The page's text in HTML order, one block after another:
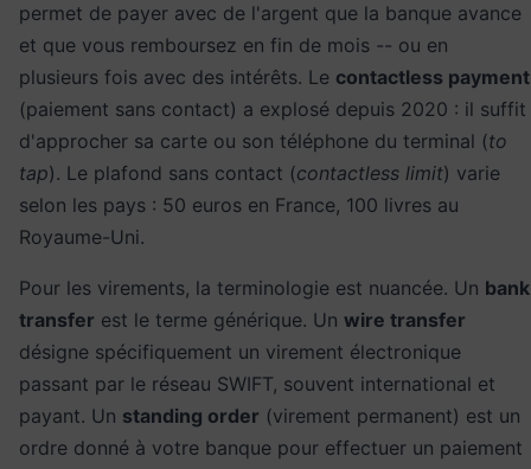
permet de payer avec de l'argent que la banque avance
et que vous remboursez en fin de mois -- ou en
plusieurs fois avec des intérêts. Le contactless payment
(paiement sans contact) a explosé depuis 2020 : il suffit
d'approcher sa carte ou son téléphone du terminal (to
tap). Le plafond sans contact (contactless limit) varie
selon les pays : 50 euros en France, 100 livres au
Royaume-Uni.
Pour les virements, la terminologie est nuancée. Un bank
transfer est le terme générique. Un wire transfer
désigne spécifiquement un virement électronique
passant par le réseau SWIFT, souvent international et
payant. Un standing order (virement permanent) est un
ordre donné à votre banque pour effectuer un paiement